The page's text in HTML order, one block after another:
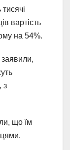
вартість
на 54%.
з
що їм